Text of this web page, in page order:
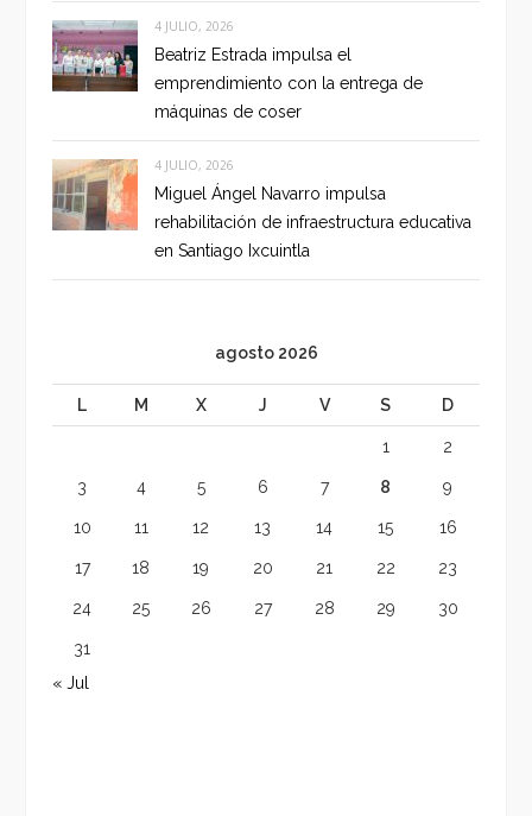
4 JULIO, 2026
Beatriz Estrada impulsa el
emprendimiento con la entrega de
máquinas de coser
4 JULIO, 2026
Miguel Ángel Navarro impulsa
rehabilitación de infraestructura educativa
en Santiago Ixcuintla
agosto 2026
L M X J V S D
1 2
3 4 5 6 7 8 9
10 11 12 13 14 15 16
17 18 19 20 21 22 23
24 25 26 27 28 29 30
31
« Jul